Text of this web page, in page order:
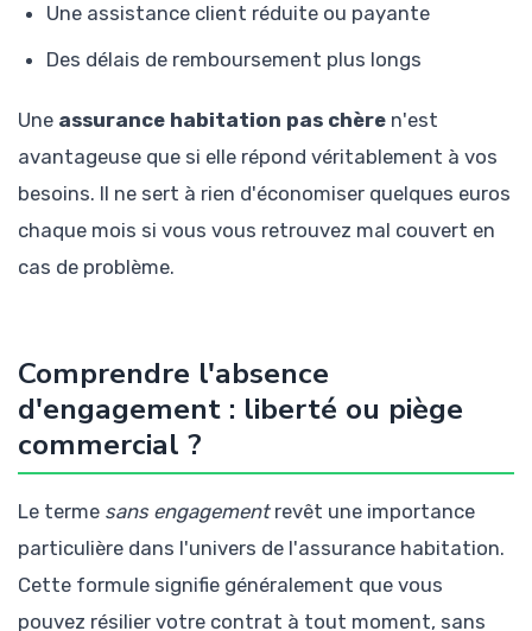
Une assistance client réduite ou payante
Des délais de remboursement plus longs
Une assurance habitation pas chère n'est
avantageuse que si elle répond véritablement à vos
besoins. Il ne sert à rien d'économiser quelques euros
chaque mois si vous vous retrouvez mal couvert en
cas de problème.
Comprendre l'absence
d'engagement : liberté ou piège
commercial ?
Le terme sans engagementrevêt une importance
particulière dans l'univers de l'assurance habitation.
Cette formule signifie généralement que vous
pouvez résilier votre contrat à tout moment, sans